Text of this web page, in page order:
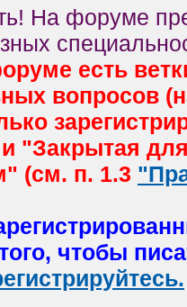
На форуме
есть
вопросов
"Закрытая
(см. п. 1.3
чтобы